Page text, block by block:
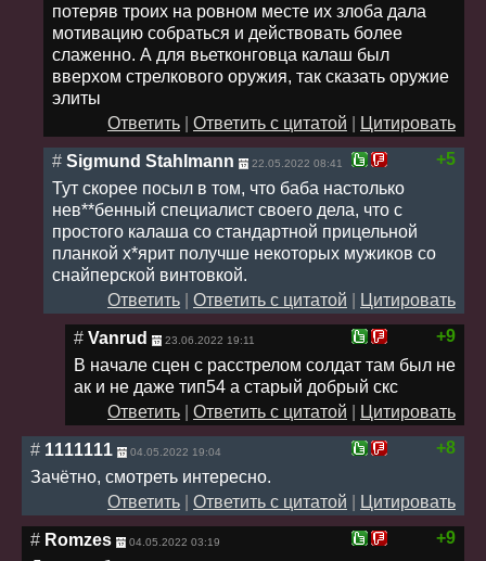
потеряв троих на ровном месте их злоба дала
мотивацию собраться и действовать более
слаженно. А для вьетконговца калаш был
вверхом стрелкового оружия, так сказать оружие
элиты
Ответить
Ответить с цитатой
Цитировать
+5
# Sigmund Stahlmann 22.05.2022 08:41
Тут скорее посыл в том, что баба настолько
нев**бенный специалист своего дела, что с
простого калаша со стандартной прицельной
планкой х*ярит получше некоторых мужиков со
снайперской винтовкой.
Ответить
Ответить с цитатой
Цитировать
+9
# Vanrud 23.06.2022 19:11
В начале сцен с расстрелом солдат там был не
ак и не даже тип54 а старый добрый скс
Ответить
Ответить с цитатой
Цитировать
+8
# 1111111 04.05.2022 19:04
Зачётно, смотреть интересно.
Ответить
Ответить с цитатой
Цитировать
+9
# Romzes 04.05.2022 03:19